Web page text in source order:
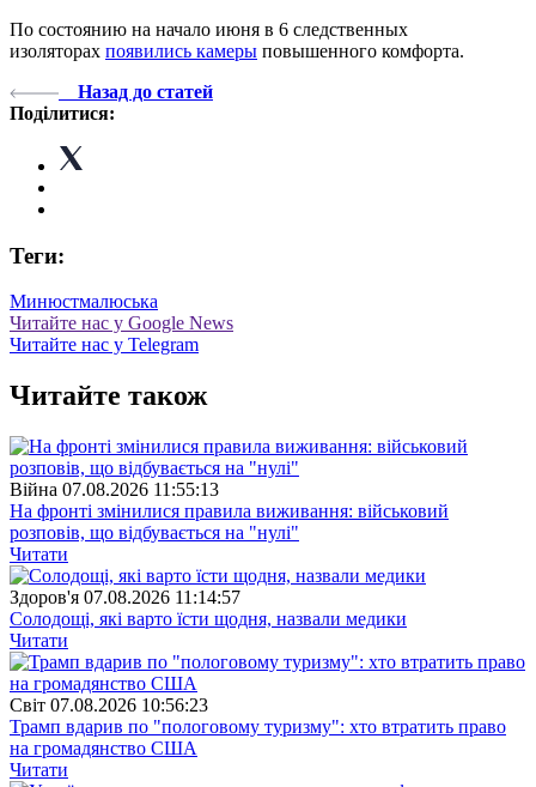
По состоянию на начало июня в 6 следственных
изоляторах появились камеры повышенного комфорта.
Назад до статей
Поділитися:
Теги:
Минюстмалюська
Читайте нас у Google News
Читайте нас у Telegram
Читайте також
Війна 07.08.2026 11:55:13
На фронті змінилися правила виживання: військовий
розповів, що відбувається на "нулі"
Читати
Здоров'я 07.08.2026 11:14:57
Солодощі, які варто їсти щодня, назвали медики
Читати
Свiт 07.08.2026 10:56:23
Трамп вдарив по "пологовому туризму": хто втратить право
на громадянство США
Читати